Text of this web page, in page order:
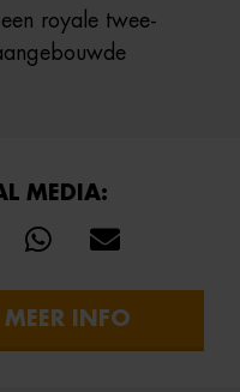
royale twee-
MEDIA:
INFO